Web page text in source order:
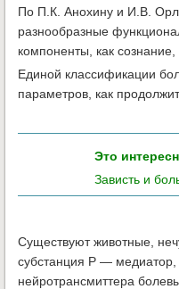
По П.К. Анохину и И.В.
разнообразные
компоненты, как
Единой классификации
параметров, как
Это
Зависть и
Существуют животные,
субстанция Р — медиатор,
нейротрансмиттера